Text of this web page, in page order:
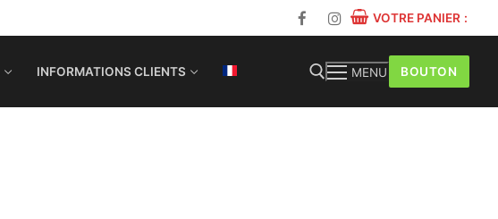
VOTRE PANIER :
INFORMATIONS CLIENTS MENU BOUTON